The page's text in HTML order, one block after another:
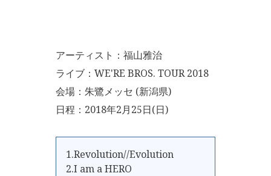
アーティスト：福山雅治
ライブ：WE'RE BROS. TOUR 2018
会場：朱鷺メッセ (新潟県)
日程：2018年2月25日(日)
1.Revolution//Evolution
2.I am a HERO